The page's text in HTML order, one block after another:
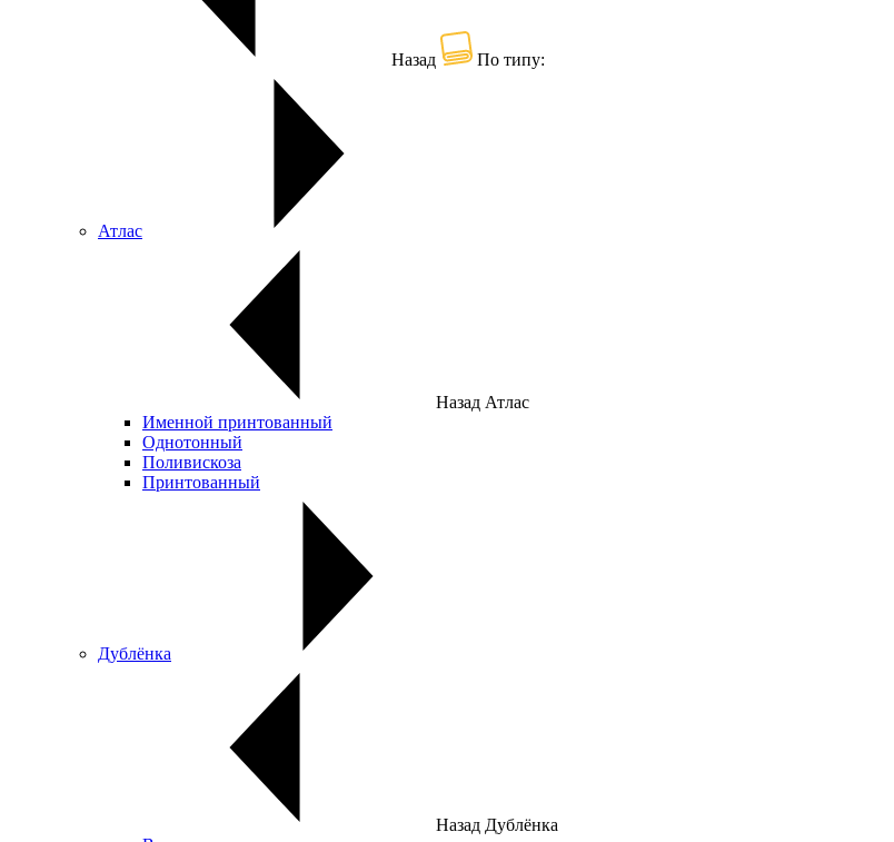
Назад По типу:
Атлас
Назад Атлас
Именной принтованный
Однотонный
Поливискоза
Принтованный
Дублёнка
Назад Дублёнка